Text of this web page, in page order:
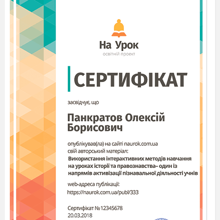
початкових класів ….)
А тепер давайте згадаємо ті 4 роки нашого
шкільного життя так, що щоб вони
залишилися в нашій пам´яті.
Давайте перегорнем сторінки
Життя нашого шкільного враз
Вже зараз ми випускники
Але колись ішли до школи в 1 клас
Тож пригадаймо всі разом
Як вперше на лінійці ми стояли
Розгублені, малі, кумедні
З-за квітів ледве виглядали.
Чотири роки назад в перший раз
У нашу школу в перший клас
У нових формах, як годиться